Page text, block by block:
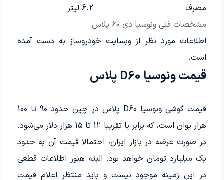
مشخصات فنی ونوسیا دی 60 پلاس
مصرف
6.2 لیتر
اطلاعات مورد نظر از وبسایت خودروساز به دست آمده
است.
قیمت ونوسیا D60 پلاس
قیمت گوشی ونوسیا D60 پلاس در چین حدود 90 تا 100
هزار یوان است، که برابر با تقریبا 12 تا 15 هزار دلار می‌شود.
در صورت عرضه در بازار ایران، احتمالا قیمت آن به حدود
یک میلیارد تومان خواهد بود. البته هنوز اطلاعات قطعی
در این زمینه موجود نیست و باید منتظر اعلام قیمت